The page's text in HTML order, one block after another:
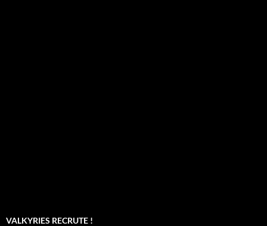
VALKYRIES RECRUTE !